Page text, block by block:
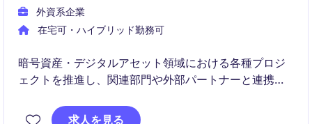
外資系企業
在宅可・ハイブリッド勤務可
暗号資産・デジタルアセット領域における各種プロジ
ェクトを推進し、関連部門や外部パートナーと連携し
やプロセス管理を通じて、事業成長とサービス品質向
求人を見る